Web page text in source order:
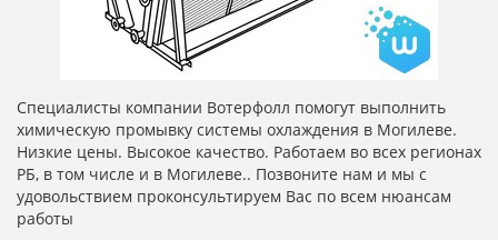
Специалисты компании Вотерфолл помогут выполнить
химическую промывку системы охлаждения в Могилеве.
Низкие цены. Высокое качество. Работаем во всех регионах
РБ, в том числе и в Могилеве.. Позвоните нам и мы с
удовольствием проконсультируем Вас по всем нюансам
работы